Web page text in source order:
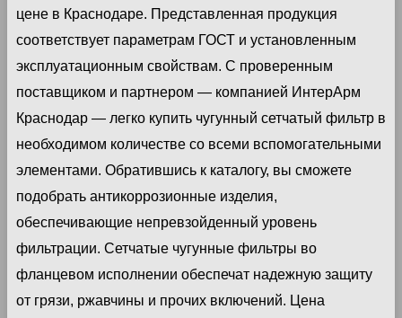
цене в Краснодаре. Представленная продукция
соответствует параметрам ГОСТ и установленным
эксплуатационным свойствам. С проверенным
поставщиком и партнером — компанией ИнтерАрм
Краснодар — легко купить чугунный сетчатый фильтр в
необходимом количестве со всеми вспомогательными
элементами. Обратившись к каталогу, вы сможете
подобрать антикоррозионные изделия,
обеспечивающие непревзойденный уровень
фильтрации. Сетчатые чугунные фильтры во
фланцевом исполнении обеспечат надежную защиту
от грязи, ржавчины и прочих включений. Цена